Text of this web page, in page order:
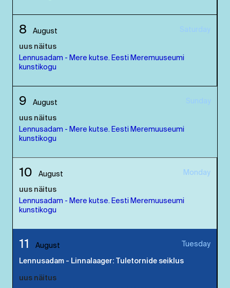
8 August Saturday
uus näitus
Lennusadam - Mere kutse. Eesti Meremuuseumi
kunstikogu
9 August Sunday
uus näitus
Lennusadam - Mere kutse. Eesti Meremuuseumi
kunstikogu
10 August Monday
uus näitus
Lennusadam - Mere kutse. Eesti Meremuuseumi
kunstikogu
11 August Tuesday
Lennusadam - Linnalaager: Tuletornide seiklus
uus näitus